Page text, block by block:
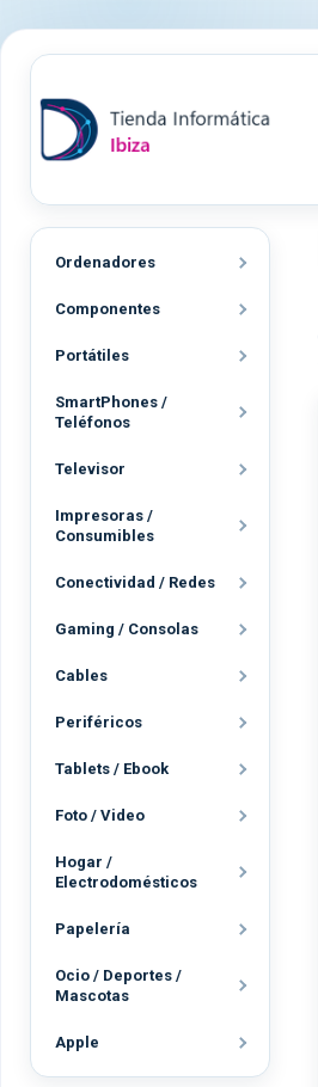
Ordenadores
Componentes
Portátiles
SmartPhones /
Teléfonos
Televisor
Impresoras /
Consumibles
Conectividad / Redes
Gaming / Consolas
Cables
Periféricos
Tablets / Ebook
Foto / Video
Hogar /
Electrodomésticos
Papelería
Ocio / Deportes /
Mascotas
Apple